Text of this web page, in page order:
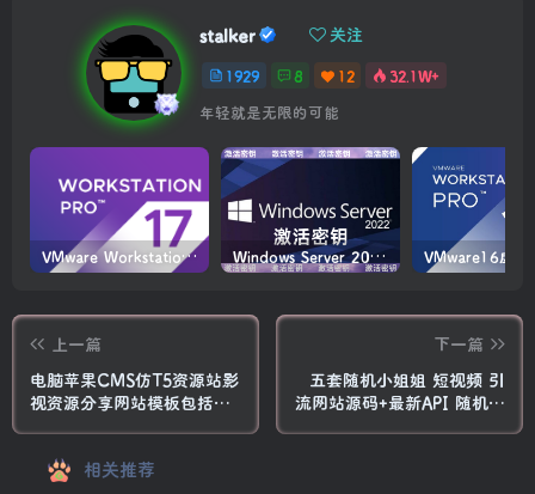
stalker 关注
1929 8 12
32.1W+
年轻就是无限的可能
VMware Workstation PRO v17.6.4 正式版_虚拟机(带激活密钥) Windows Server 2022激活密钥 2024 5月更新
上一篇
电脑苹果CMS仿T5资源站影
视资源分享网站模板包括首
下一篇
五套随机小姐姐 短视频 引
流网站源码+最新API 随机短
相关推荐